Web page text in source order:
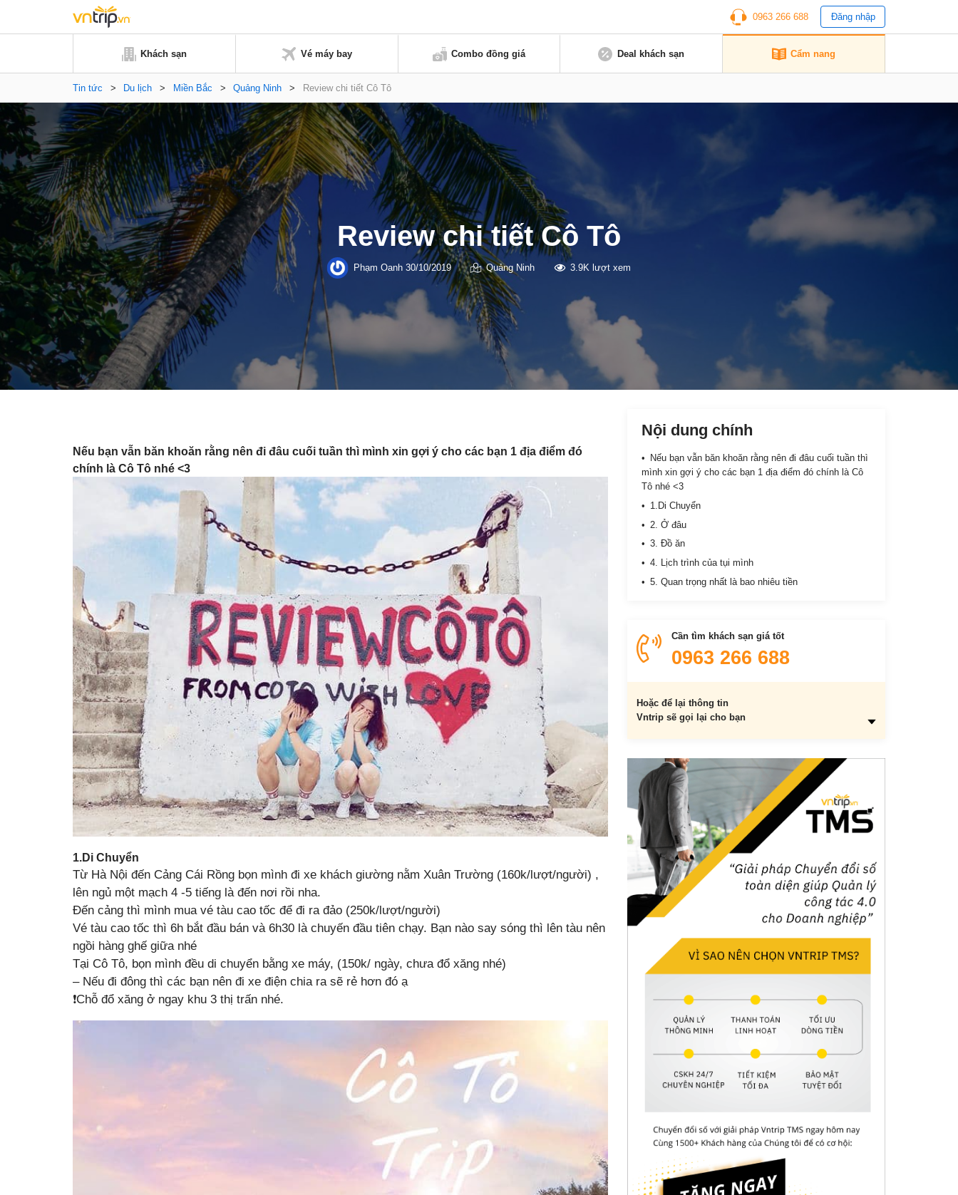
0963 266 688 Đăng nhập
Khách sạn Vé máy bay Combo đồng giá Deal khách sạn Cẩm nang
Tin tức > Du lịch > Miền Bắc > Quảng Ninh > Review chi tiết Cô Tô
Review chi tiết Cô Tô
Phạm Oanh30/10/2019 Quảng Ninh 3.9K lượt xem
Nếu bạn vẫn băn khoăn rằng nên đi đâu cuối tuần thì mình xin gợi ý cho các bạn 1 địa điểm đó
chính là Cô Tô nhé <3
1.Di Chuyển
Từ Hà Nội đến Cảng Cái Rồng bọn mình đi xe khách giường nằm Xuân Trường (160k/lượt/người) ,
lên ngủ một mạch 4 -5 tiếng là đến nơi rồi nha.
Đến cảng thì mình mua vé tàu cao tốc để đi ra đảo (250k/lượt/người)
Vé tàu cao tốc thì 6h bắt đầu bán và 6h30 là chuyến đầu tiên chạy. Bạn nào say sóng thì lên tàu nên
ngồi hàng ghế giữa nhé
Tại Cô Tô, bọn mình đều di chuyển bằng xe máy, (150k/ ngày, chưa đổ xăng nhé)
– Nếu đi đông thì các bạn nên đi xe điện chia ra sẽ rẻ hơn đó ạ
❗️Chỗ đổ xăng ở ngay khu 3 thị trấn nhé.
Nội dung chính
Nếu bạn vẫn băn khoăn rằng nên đi đâu cuối tuần thì
mình xin gợi ý cho các bạn 1 địa điểm đó chính là Cô
Tô nhé <3
1.Di Chuyển
2. Ở đâu
3. Đồ ăn
4. Lịch trình của tụi mình
5. Quan trọng nhất là bao nhiêu tiền
Cần tìm khách sạn giá tốt
0963 266 688
Hoặc để lại thông tin
Vntrip sẽ gọi lại cho bạn